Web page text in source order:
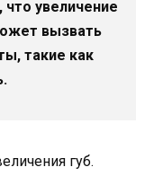
увеличение
вызвать
такие как
губ.